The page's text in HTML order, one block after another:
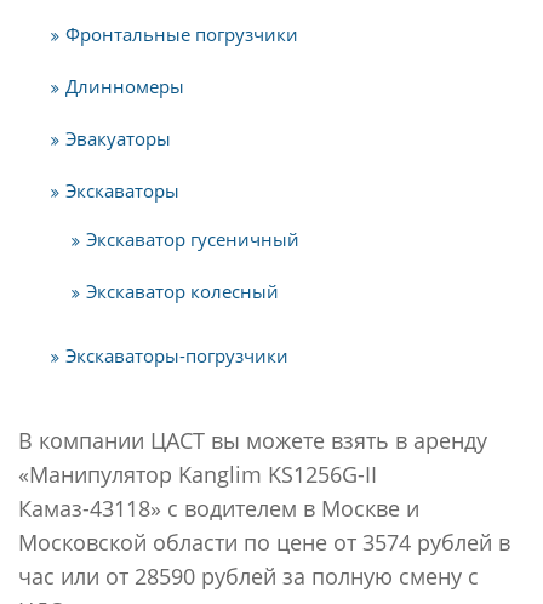
Фронтальные погрузчики
Длинномеры
Эвакуаторы
Экскаваторы
Экскаватор гусеничный
Экскаватор колесный
Экскаваторы-погрузчики
В компании ЦАСТ вы можете взять в аренду
«Манипулятор Kanglim KS1256G-II
Камаз-43118» с водителем в Москве и
Московской области по цене от 3574 рублей в
час или от 28590 рублей за полную смену с